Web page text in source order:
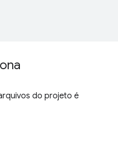
do projeto é